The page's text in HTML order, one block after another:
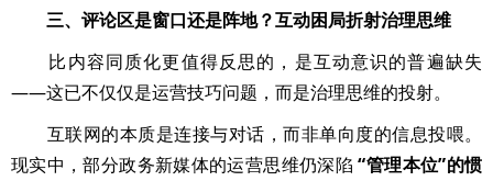
三、评论区是窗口还是阵地？互动困局折射治理思维
比内容同质化更值得反思的，是互动意识的普遍缺失
——这已不仅仅是运营技巧问题，而是治理思维的投射。
互联网的本质是连接与对话，而非单向度的信息投喂。
现实中，部分政务新媒体的运营思维仍深陷“管理本位”的惯